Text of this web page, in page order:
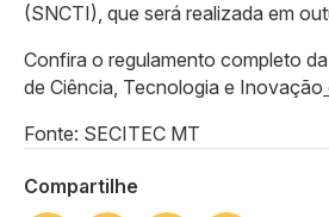
(SNCTI), que será realizada em
Confira o regulamento completo
de Ciência, Tecnologia e Inovação
Fonte: SECITEC MT
Compartilhe